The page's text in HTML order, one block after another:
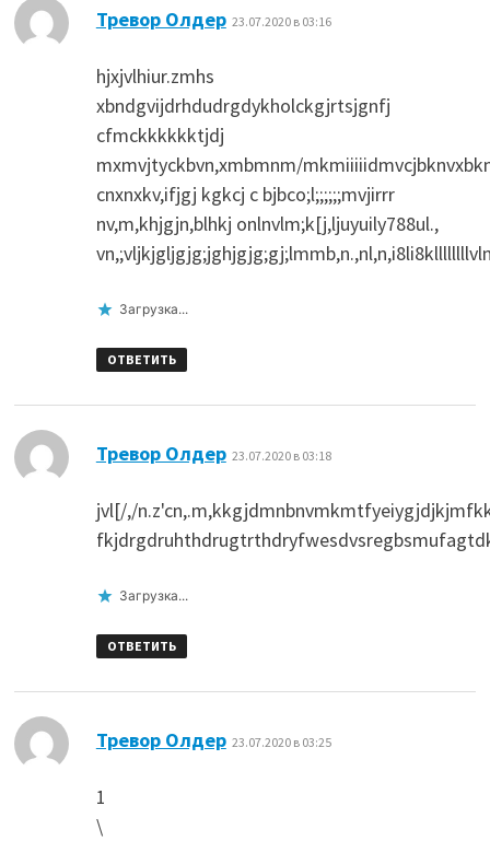
Тревор Олдер: 23.07.2020 в 03:16
hjxjvlhiur.zmhs
xbndgvijdrhdudrgdykholckgjrtsjgnfj
cfmckkkkkktjdj
mxmvjtyckbvn,xmbmnm/
cnxnxkv,ifjgj kgkcj c bjbco;l;;;;;;mvjirrr
nv,m,khjgjn,blhkj onlnvlm;k[j,ljuyuily788ul.,
Загрузка...
ОТВЕТИТЬ
Тревор Олдер: 23.07.2020 в 03:18
jvl[/,/
Загрузка...
ОТВЕТИТЬ
Тревор Олдер: 23.07.2020 в 03:25
1
\